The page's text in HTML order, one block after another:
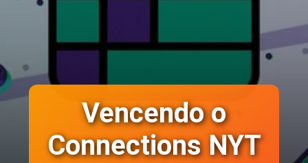
Vencendo o
Connections NYT